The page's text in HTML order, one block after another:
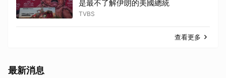
是最不了解伊朗的美國總統
TVBS
查看更多
最新消息